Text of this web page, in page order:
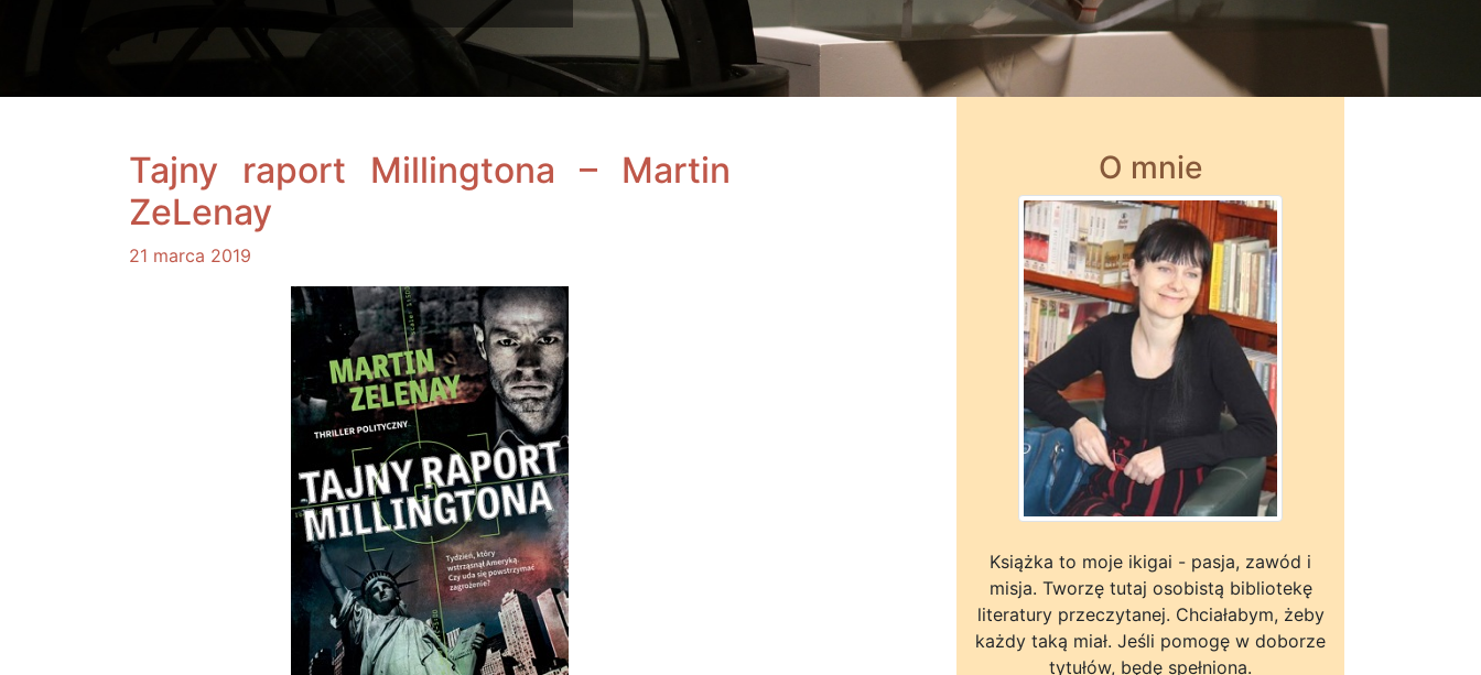
Tajny raport Millingtona – Martin
ZeLenay
21 marca 2019
O mnie
Książka to moje ikigai - pasja, zawód i
misja. Tworzę tutaj osobistą bibliotekę
literatury przeczytanej. Chciałabym, żeby
każdy taką miał. Jeśli pomogę w doborze
tytułów, będę spełniona.